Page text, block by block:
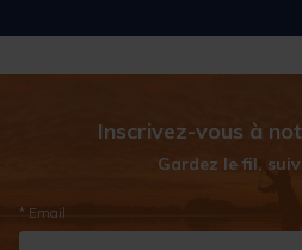
Inscrivez-vous à
Gardez le fil,
* Email